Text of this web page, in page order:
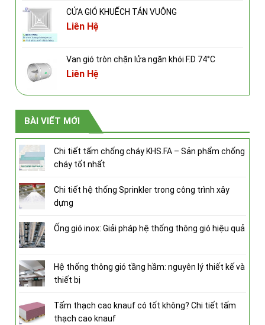
CỬA GIÓ KHUẾCH TÁN VUÔNG
Liên Hệ
Van gió tròn chặn lửa ngăn khói F.D 74°C
Liên Hệ
BÀI VIẾT MỚI
Chi tiết tấm chống cháy KHS.FA – Sản phẩm chống
cháy tốt nhất
Chi tiết hệ thống Sprinkler trong công trình xây
dựng
Ống gió inox: Giải pháp hệ thống thông gió hiệu quả
Hệ thống thông gió tầng hầm: nguyên lý thiết kế và
thiết bị
Tấm thạch cao knauf có tốt không? Chi tiết tấm
thạch cao knauf